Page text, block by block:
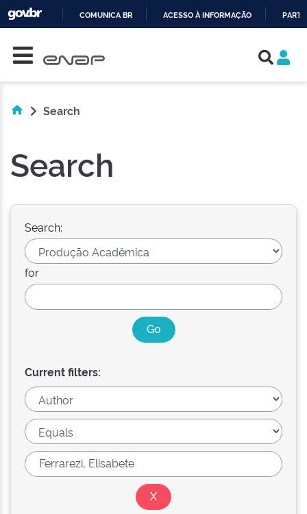
COMUNICA BR ACESSO À INFORMAÇÃO
Search
Search
Search:
for
Current filters: